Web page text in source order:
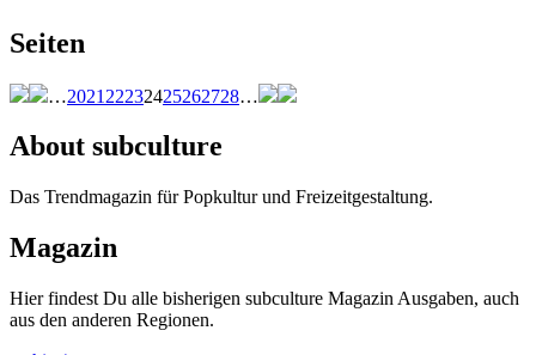
Seiten
…2021 22232425262728…
About subculture
Das Trendmagazin für Popkultur und Freizeitgestaltung.
Magazin
Hier findest Du alle bisherigen subculture Magazin Ausgaben, auch
aus den anderen Regionen.